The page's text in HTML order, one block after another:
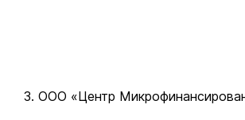
ООО «Центр